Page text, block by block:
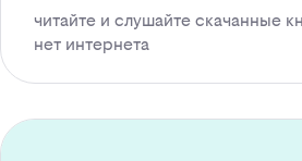
читайте и слушайте скачанные
нет интернета